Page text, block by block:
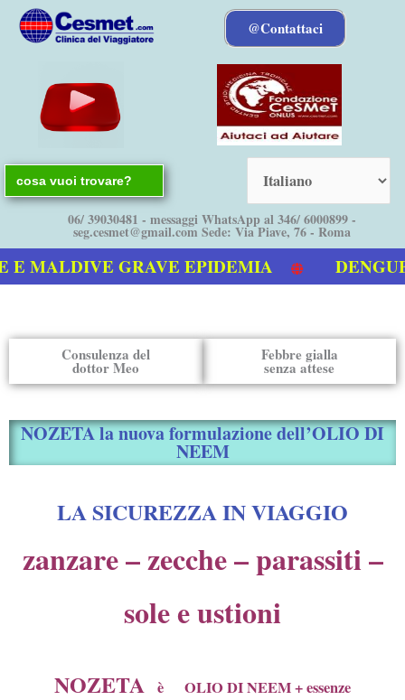
@Contattaci
Search
for:
06/ 39030481 - messaggi WhatsApp al 346/ 6000899 -
seg.cesmet@gmail.com Sede: Via Piave, 76 - Roma
GRAVE EPIDEMIA
DENGUE
Consulenza del
dottor Meo
Febbre gialla
senza attese
NOZETA la nuova formulazione dell’OLIO DI
NEEM
LA SICUREZZA IN VIAGGIO
zanzare – zecche – parassiti –
sole e ustioni
NOZETA è OLIO DI NEEM + essenze